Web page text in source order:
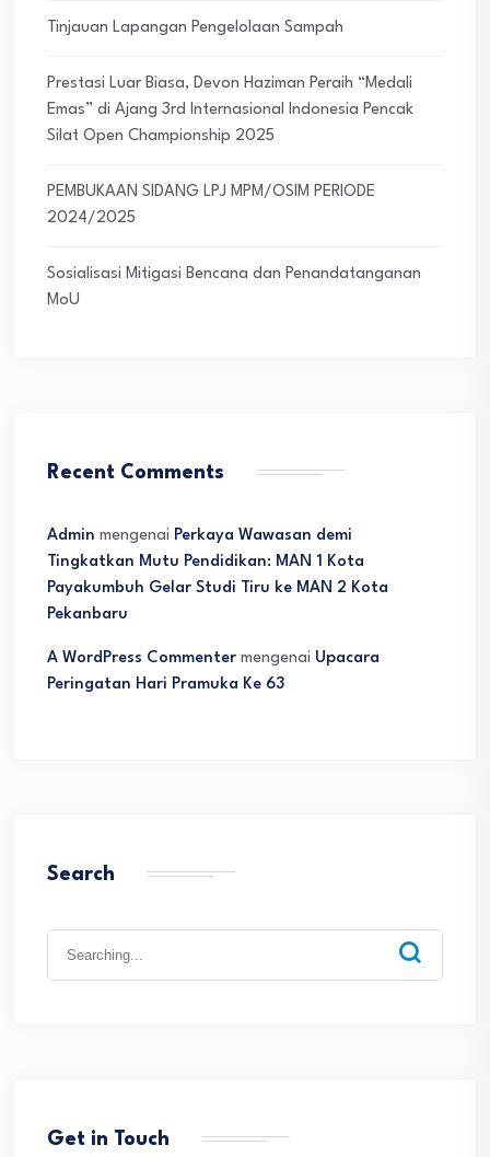
Tinjauan Lapangan Pengelolaan Sampah
Prestasi Luar Biasa, Devon Haziman Peraih “Medali
Emas” di Ajang 3rd Internasional Indonesia Pencak
Silat Open Championship 2025
PEMBUKAAN SIDANG LPJ MPM/OSIM PERIODE
2024/2025
Sosialisasi Mitigasi Bencana dan Penandatanganan
MoU
Recent Comments
Admin mengenai Perkaya Wawasan demi
Tingkatkan Mutu Pendidikan: MAN 1 Kota
Payakumbuh Gelar Studi Tiru ke MAN 2 Kota
Pekanbaru
A WordPress Commenter mengenai Upacara
Peringatan Hari Pramuka Ke 63
Search
Get in Touch